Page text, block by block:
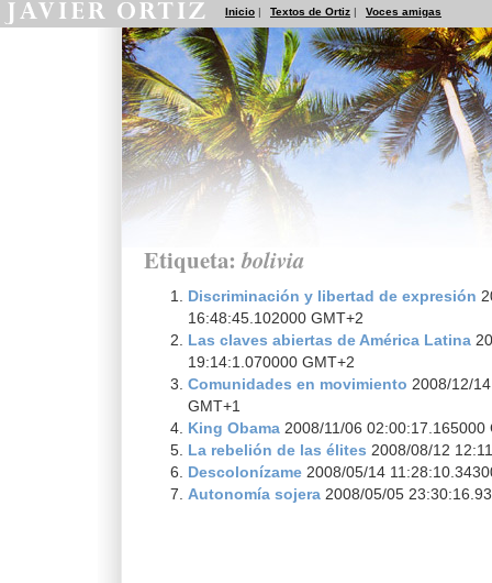
Inicio | Textos de Ortiz | Voces amigas
Etiqueta: bolivia
Discriminación y libertad de expresión
16:48:45.102000 GMT+2
Las claves abiertas de América Latina
19:14:1.070000 GMT+2
Comunidades en movimiento 2008/12/
GMT+1
King Obama 2008/11/06 02:00:17.165000
La rebelión de las élites 2008/08/12
Descolonízame 2008/05/14
Autonomía sojera 2008/05/05